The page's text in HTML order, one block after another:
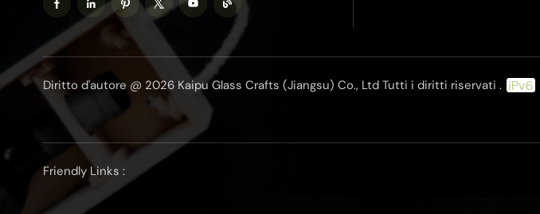
Diritto d'autore @ 2026 Kaipu Glass Crafts (Jiangsu) Co., Ltd Tutti i diritti riservati .
Friendly Links :